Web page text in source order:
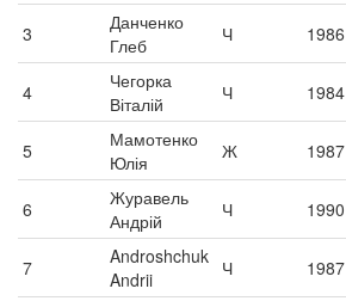
3
Данченко
Глеб
Ч 1986
4
Чегорка
Віталій
Ч 1984
5
Мамотенко
Юлія
Ж 1987
6
Журавель
Андрій
Ч 1990
7
Androshchuk
Andrii
Ч 1987